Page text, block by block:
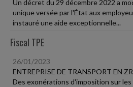
Un décret du 29 décembre 2022 a
unique versée par l'État aux
instauré une aide exceptionnelle...
Fiscal TPE
26/01/2023
ENTREPRISE DE TRANSPORT EN
Des exonérations d'imposition sur